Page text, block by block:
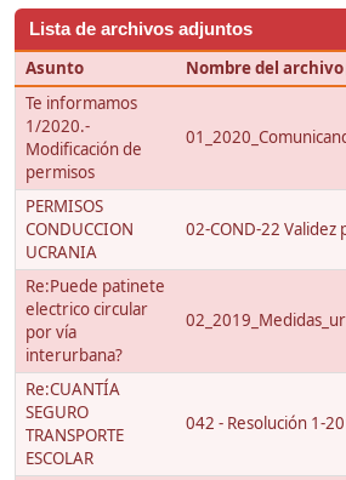
Lista de archivos adjuntos
Asunto
Nombre del archivo
Te informamos
1/2020.-
Modificación de
permisos
PERMISOS
CONDUCCION
UCRANIA
02-COND-22
Re:Puede patinete
electrico circular
por vía
interurbana?
Re:CUANTÍA
SEGURO
TRANSPORTE
ESCOLAR
042 - Resolución 1-